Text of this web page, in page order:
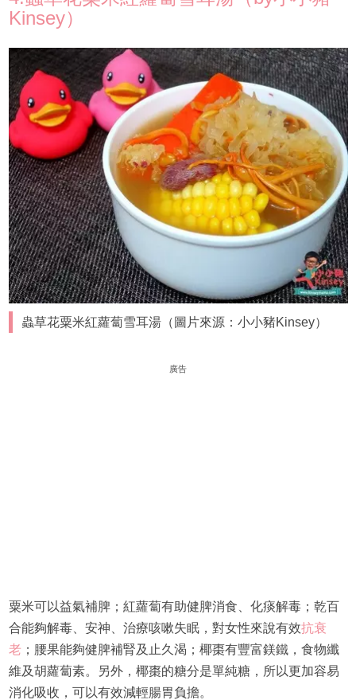
Kinsey）
蟲草花粟米紅蘿蔔雪耳湯（圖片來源：小小豬Kinsey）
廣告
粟米可以益氣補脾；紅蘿蔔有助健脾消食、化痰解毒；乾百
合能夠解毒、安神、治療咳嗽失眠，對女性來說有效抗衰
老；腰果能夠健脾補腎及止久渴；椰棗有豐富鎂鐵，食物纖
維及胡蘿蔔素。另外，椰棗的糖分是單純糖，所以更加容易
消化吸收，可以有效減輕腸胃負擔。